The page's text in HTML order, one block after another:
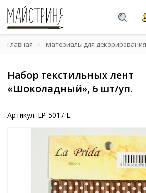
Главная Материалы для декорирования
Набор текстильных лент
«Шоколадный», 6 шт/уп.
Артикул: LP-5017-E